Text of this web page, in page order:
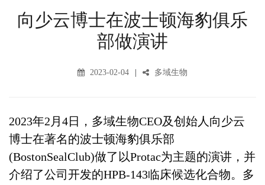
向少云博士在波士顿海豹俱乐
部做演讲
2023-02-04 多域生物
2023年2月4日，多域生物CEO及创始人向少云
博士在著名的波士顿海豹俱乐部
(BostonSealClub)做了以Protac为主题的演讲，并
介绍了公司开发的HPB-143临床候选化合物。多